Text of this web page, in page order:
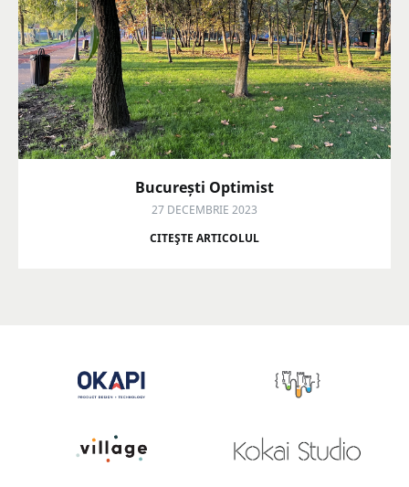
București Optimist
27 DECEMBRIE 2023
CITEŞTE ARTICOLUL